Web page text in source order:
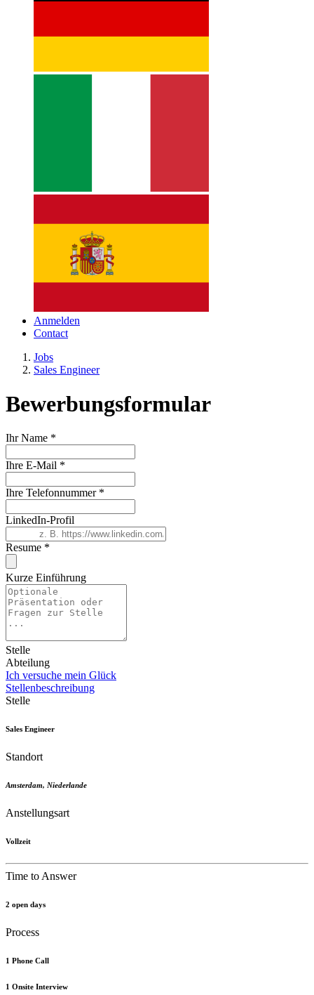
Anmelden
Contact
Jobs
Sales Engineer
Bewerbungsformular
Ihr Name *
Ihre E-Mail *
Ihre Telefonnummer *
LinkedIn-Profil
Resume *
Kurze Einführung
Stelle
Abteilung
Ich versuche mein Glück
Stellenbeschreibung
Stelle
Sales Engineer
Standort
Amsterdam, Niederlande
Anstellungsart
Vollzeit
Time to Answer
2 open days
Process
1 Phone Call
1 Onsite Interview